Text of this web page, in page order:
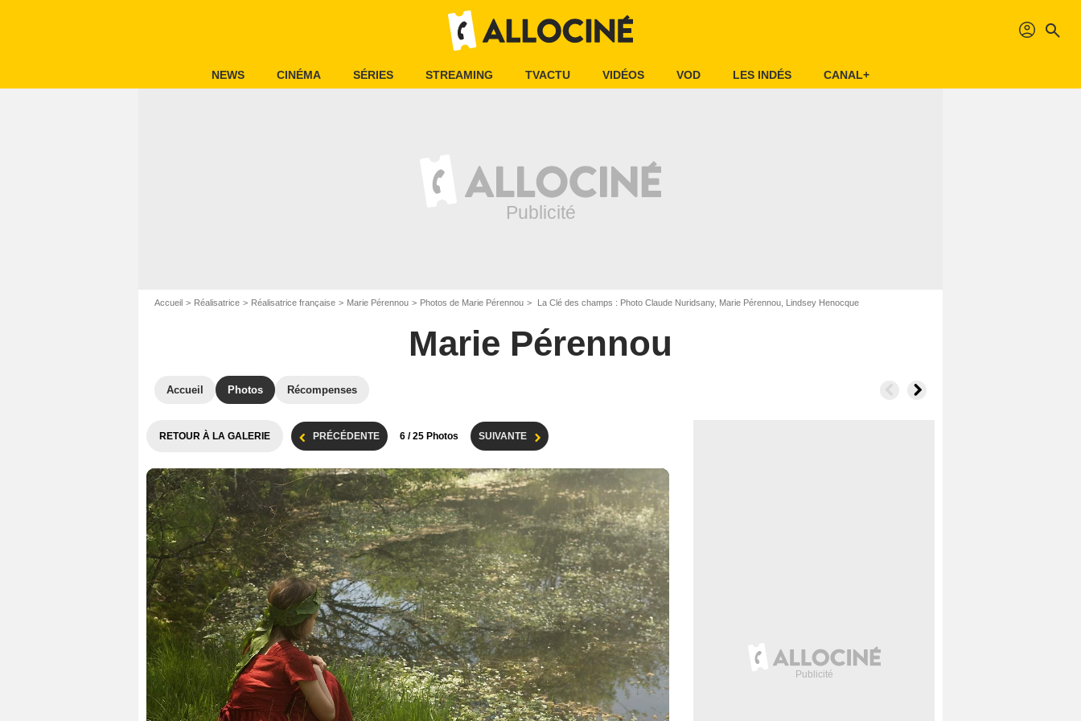
profil search
NEWS CINÉMA SÉRIES STREAMING TVACTU VIDÉOS VOD LES INDÉS CANAL+
Accueil Réalisatrice Réalisatrice française Marie Pérennou Photos de Marie Pérennou La Clé des champs : Photo Claude Nuridsany, Marie Pérennou, Lindsey Henocque
Marie Pérennou
Accueil Photos Récompenses
RETOUR À LA GALERIE PRÉCÉDENTE 6 / 25 Photos SUIVANTE